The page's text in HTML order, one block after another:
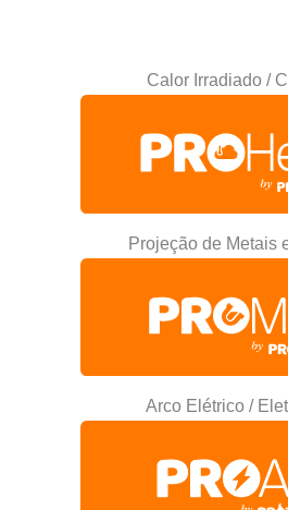
Calor Irradiado /
Projeção de Metais
Arco Elétrico /